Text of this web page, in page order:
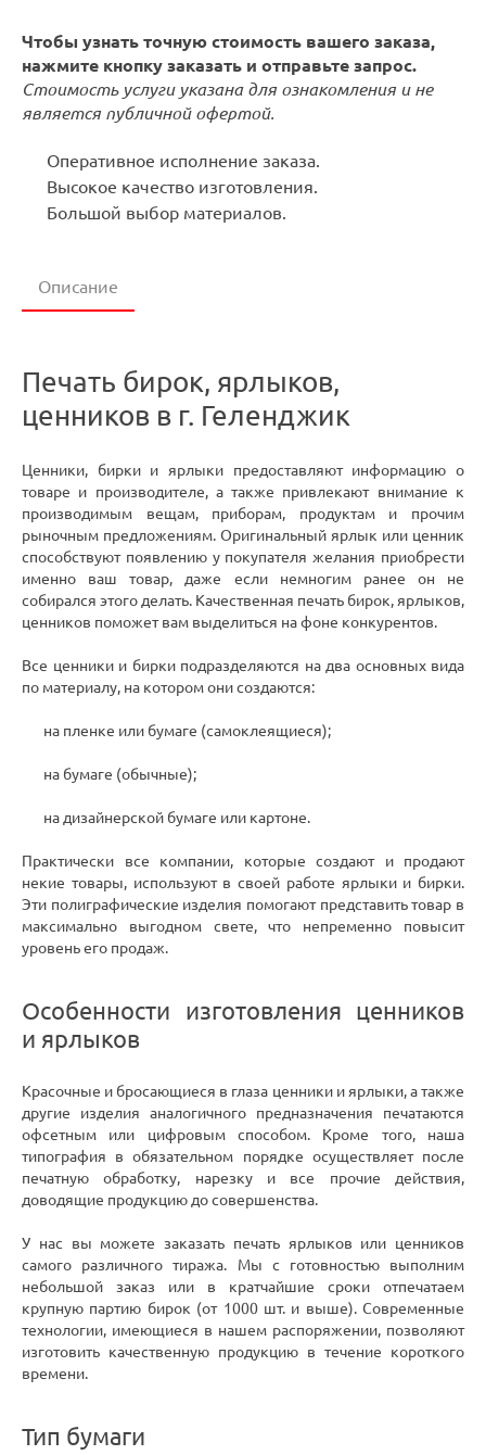
Чтобы узнать точную стоимость вашего заказа,
нажмите кнопку заказать и отправьте запрос.
Стоимость услуги указана для ознакомления и не
является публичной офертой.
Оперативное исполнение заказа.
Высокое качество изготовления.
Большой выбор материалов.
Описание
Печать бирок, ярлыков,
ценников в г. Геленджик
Ценники, бирки и ярлыки предоставляют информацию о
товаре и производителе, а также привлекают внимание к
производимым вещам, приборам, продуктам и прочим
рыночным предложениям. Оригинальный ярлык или ценник
способствуют появлению у покупателя желания приобрести
именно ваш товар, даже если немногим ранее он не
собирался этого делать. Качественная печать бирок, ярлыков,
ценников поможет вам выделиться на фоне конкурентов.
Все ценники и бирки подразделяются на два основных вида
по материалу, на котором они создаются:
на пленке или бумаге (самоклеящиеся);
на бумаге (обычные);
на дизайнерской бумаге или картоне.
Практически все компании, которые создают и продают
некие товары, используют в своей работе ярлыки и бирки.
Эти полиграфические изделия помогают представить товар в
максимально выгодном свете, что непременно повысит
уровень его продаж.
Особенности изготовления ценников
и ярлыков
Красочные и бросающиеся в глаза ценники и ярлыки, а также
другие изделия аналогичного предназначения печатаются
офсетным или цифровым способом. Кроме того, наша
типография в обязательном порядке осуществляет после
печатную обработку, нарезку и все прочие действия,
доводящие продукцию до совершенства.
У нас вы можете заказать печать ярлыков или ценников
самого различного тиража. Мы с готовностью выполним
небольшой заказ или в кратчайшие сроки отпечатаем
крупную партию бирок (от 1000 шт. и выше). Современные
технологии, имеющиеся в нашем распоряжении, позволяют
изготовить качественную продукцию в течение короткого
времени.
Тип бумаги